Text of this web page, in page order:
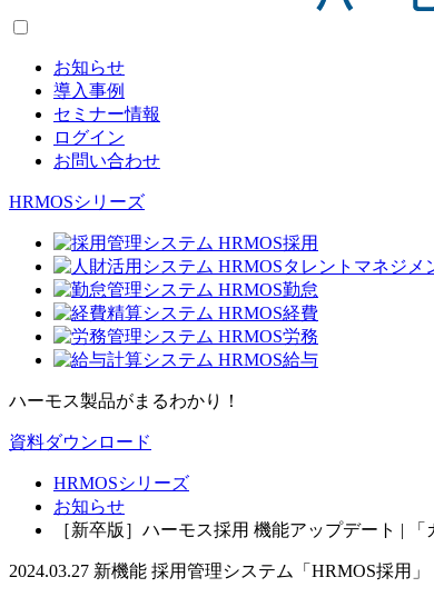
お知らせ
導入事例
セミナー情報
ログイン
お問い合わせ
HRMOSシリーズ
ハーモス製品がまるわかり！
資料ダウンロード
HRMOSシリーズ
お知らせ
［新卒版］ハーモス採用 機能アップデート |
2024.03.27 新機能 採用管理システム「HRMOS採用」